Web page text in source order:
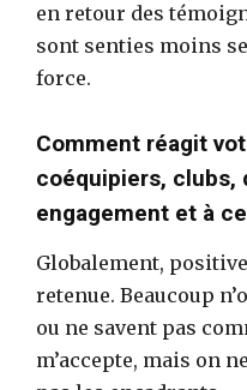
en retour des
sont senties moins
force.
Comment réagit
coéquipiers, clubs,
engagement et à
Globalement,
retenue. Beaucoup
ou ne savent pas
m’accepte, mais on